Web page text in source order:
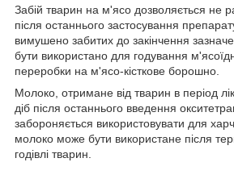
Забій тварин на м'ясо дозволяється не
після останнього застосування
вимушено забитих до закінчення
бути використано для годування
переробки на м'ясо-кісткове борошно.
Молоко, отримане від тварин в період
діб після останнього введення
забороняється використовувати для
молоко може бути використане після
годівлі тварин.